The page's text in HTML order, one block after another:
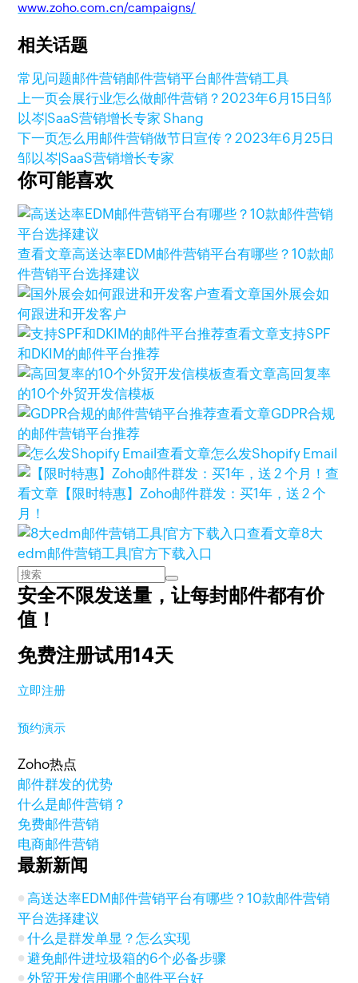
www.zoho.com.cn/campaigns/
相关话题
常见问题邮件营销邮件营销平台邮件营销工具
上一页会展行业怎么做邮件营销？2023年6月15日邹
以岑|SaaS营销增长专家 Shang
下一页怎么用邮件营销做节日宣传？2023年6月25日
邹以岑|SaaS营销增长专家
你可能喜欢
查看文章高送达率EDM邮件营销平台有哪些？10款邮
件营销平台选择建议
查看文章国外展会如
何跟进和开发客户
查看文章支持SPF
和DKIM的邮件平台推荐
查看文章高回复率
的10个外贸开发信模板
查看文章GDPR合规
的邮件营销平台推荐
查看文章怎么发Shopify Email
查
看文章 【限时特惠】Zoho邮件群发：买1年，送 2 个
月！
查看文章8大
edm邮件营销工具|官方下载入口
安全不限发送量，让每封邮件都有价
值！
免费注册试用14天
立即注册
预约演示
Zoho热点
邮件群发的优势
什么是邮件营销？
免费邮件营销
电商邮件营销
最新新闻
高送达率EDM邮件营销平台有哪些？10款邮件营销
平台选择建议
什么是群发单显？怎么实现
避免邮件进垃圾箱的6个必备步骤
外贸开发信用哪个邮件平台好